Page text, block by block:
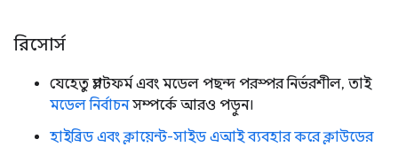
রিসোর্স
যেহেতু প্ল্যাটফর্ম এবং মডেল পছন্দ পরস্পর নির্ভরশীল, তাই
মডেল নির্বাচনসম্পর্কে আরও পড়ুন।
হাইব্রিড এবং ক্লায়েন্ট-সাইড এআই ব্যবহার করে ক্লাউডের